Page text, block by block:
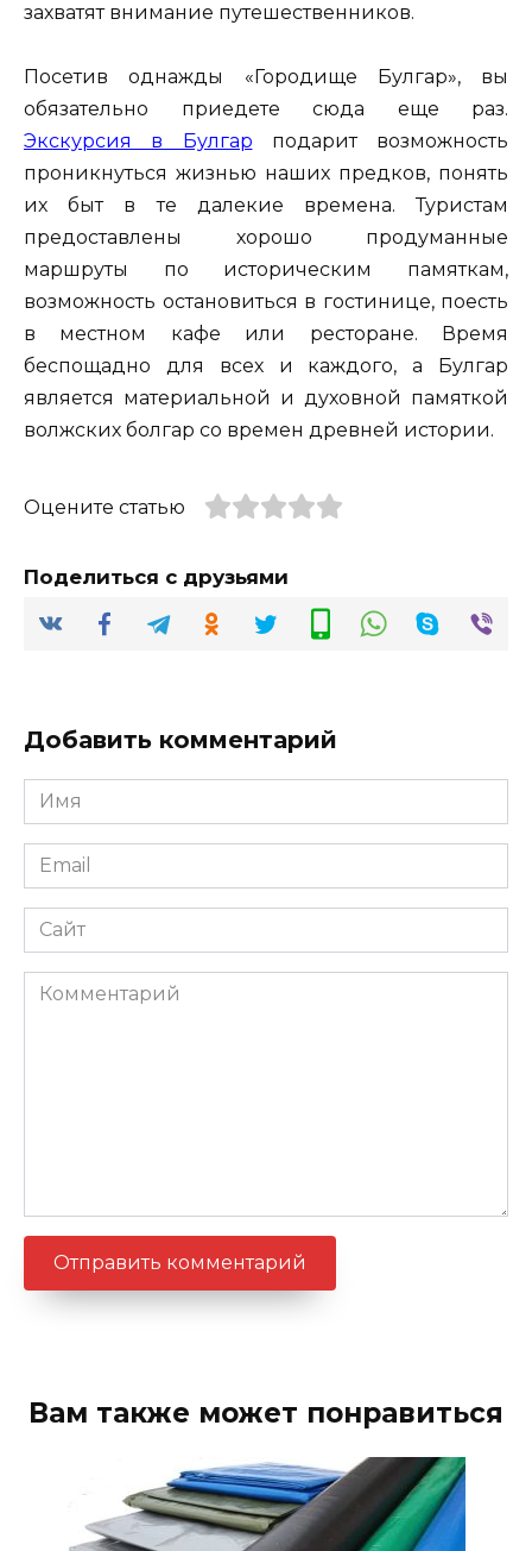
захватят внимание путешественников.
Посетив однажды «Городище Булгар», вы
обязательно приедете сюда еще раз.
Экскурсия в Булгар подарит возможность
проникнуться жизнью наших предков, понять
их быт в те далекие времена. Туристам
предоставлены хорошо продуманные
маршруты по историческим памяткам,
возможность остановиться в гостинице, поесть
в местном кафе или ресторане. Время
беспощадно для всех и каждого, а Булгар
является материальной и духовной памяткой
волжских болгар со времен древней истории.
Оцените статью
Поделиться с друзьями
Добавить комментарий
Имя
*
Email
*
Сайт
Комментарий
Вам также может понравиться